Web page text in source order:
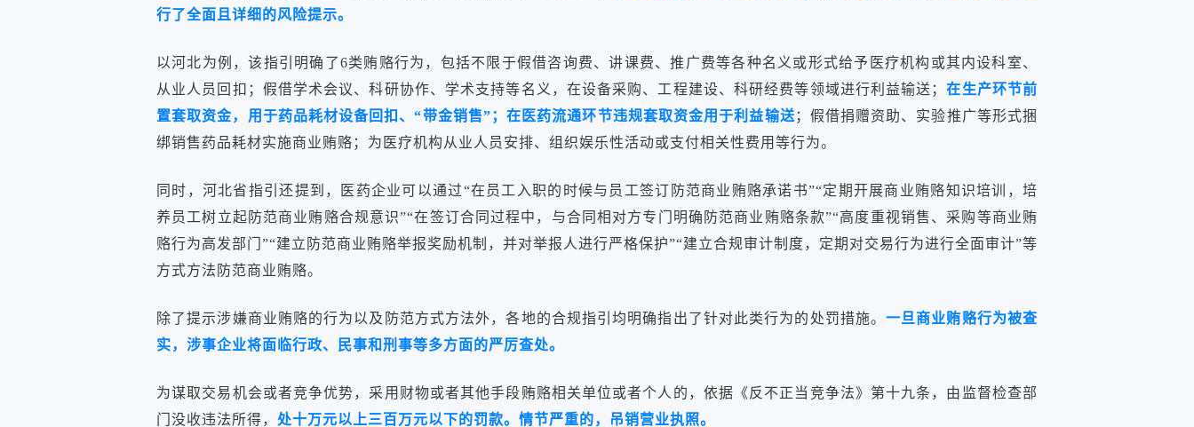
行了全面且详细的风险提示。
以河北为例，该指引明确了6类贿赂行为，包括不限于假借咨询费、讲课费、推广费等各种名义或形式给予医疗机构或其内设科室、
从业人员回扣；假借学术会议、科研协作、学术支持等名义，在设备采购、工程建设、科研经费等领域进行利益输送；在生产环节前
置套取资金，用于药品耗材设备回扣、“带金销售”； 在医药流通环节违规套取资金用于利益输送 ；假借捐赠资助、实验推广等形式捆
绑销售药品耗材实施商业贿赂；为医疗机构从业人员安排、组织娱乐性活动或支付相关性费用等行为。
同时，河北省指引还提到，医药企业可以通过“在员工入职的时候与员工签订防范商业贿赂承诺书”“定期开展商业贿赂知识培训，培
养员工树立起防范商业贿赂合规意识”“在签订合同过程中，与合同相对方专门明确防范商业贿赂条款”“高度重视销售、采购等商业贿
赂行为高发部门”“建立防范商业贿赂举报奖励机制，并对举报人进行严格保护”“建立合规审计制度，定期对交易行为进行全面审计”等
方式方法防范商业贿赂。
除了提示涉嫌商业贿赂的行为以及防范方式方法外，各地的合规指引均明确指出了针对此类行为的处罚措施。一旦商业贿赂行为被查
实，涉事企业将面临行政、民事和刑事等多方面的严厉查处。
为谋取交易机会或者竞争优势，采用财物或者其他手段贿赂相关单位或者个人的，依据《反不正当竞争法》第十九条，由监督检查部
门没收违法所得， 处十万元以上三百万元以下的罚款。情节严重的，吊销营业执照。